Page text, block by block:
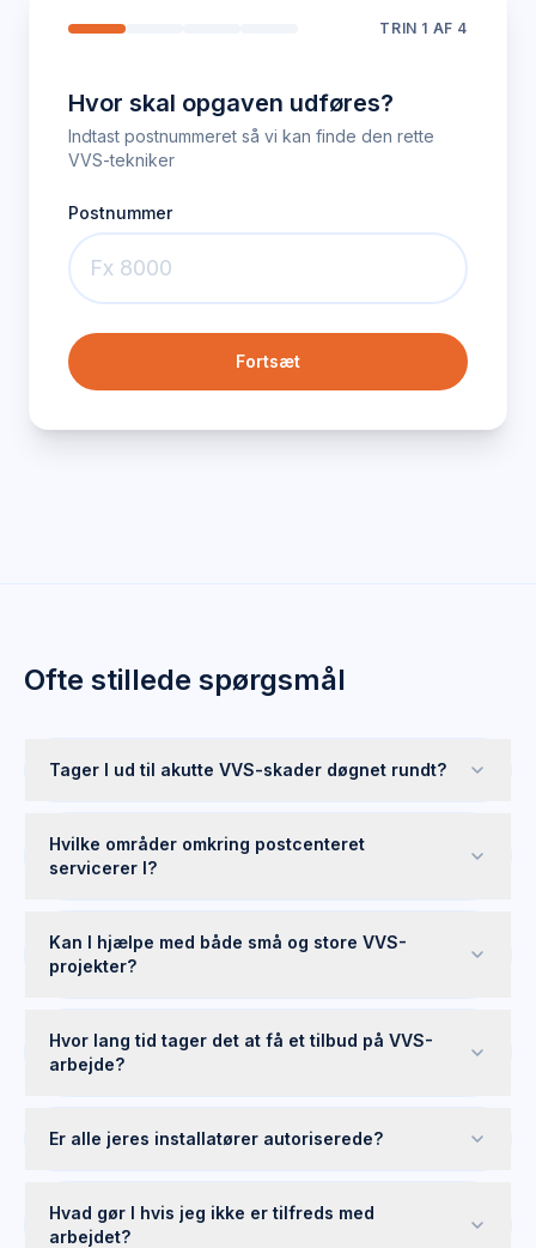
TRIN 1 AF 4
Hvor skal opgaven udføres?
Indtast postnummeret så vi kan finde den rette
VVS-tekniker
Postnummer
Fortsæt
Ofte stillede spørgsmål
Tager I ud til akutte VVS-skader døgnet rundt?
Hvilke områder omkring postcenteret
servicerer I?
Kan I hjælpe med både små og store VVS-
projekter?
Hvor lang tid tager det at få et tilbud på VVS-
arbejde?
Er alle jeres installatører autoriserede?
Hvad gør I hvis jeg ikke er tilfreds med
arbejdet?